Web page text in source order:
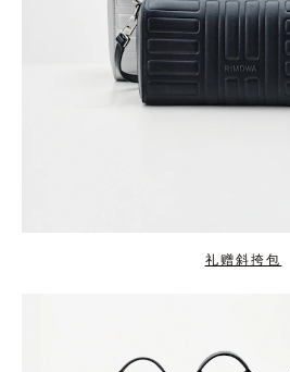
礼赠斜挎包